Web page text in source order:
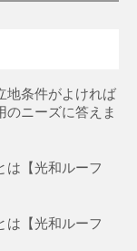
条件がよければ
のニーズに答えま
は【光和ルーフ
は【光和ルーフ